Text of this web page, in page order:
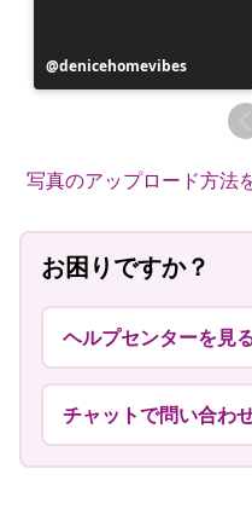
投
稿
denicehomevibes
写真のアップロード方法
お困りですか？
ヘルプセンターを見
チャットで問い合わ